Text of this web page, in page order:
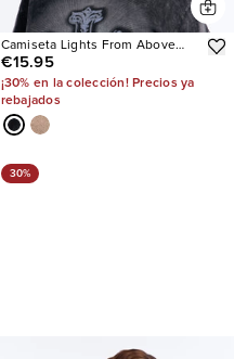
Camiseta Lights From Above
Washed
€15.95
¡30% en la colección! Precios ya
rebajados
30%